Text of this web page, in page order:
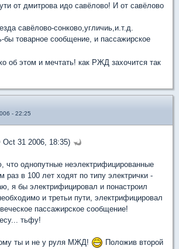
от дмитрова идо савёлово! И от савёлово
савёлово-сонково,угличиь,и.т.д.
бы товарное сообщение, и пассажирское
об этом и мечтать! как РЖД захочится так
- 22:25
Oct 31 2006, 18:35)
что однопутные неэлектрифицированные
раз в 100 лет ходят по типу электрички -
я бы электрифицировал и понастроил
и третьи пути, электрифицировал
пассажирское сообщение!
тьфу!
ты и не у руля МЖД!
Положив второй